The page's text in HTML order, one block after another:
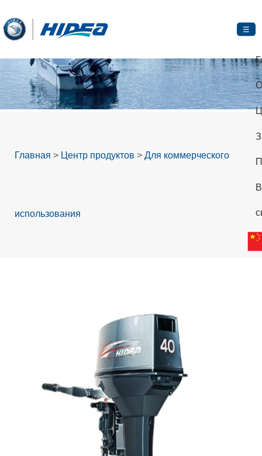
☰
Главная > Центр продуктов > Для коммерческого
использования